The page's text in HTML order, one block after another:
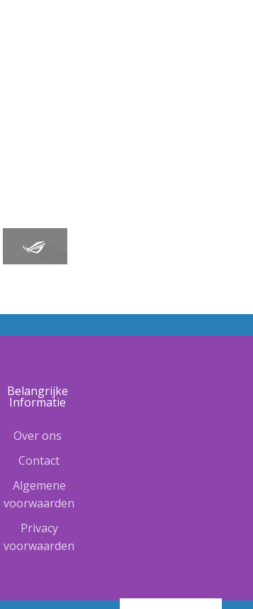
Belangrijke
Informatie
Over ons
Contact
Algemene
voorwaarden
Privacy
voorwaarden